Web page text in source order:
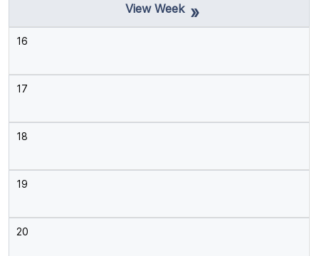
»
16
17
18
19
20